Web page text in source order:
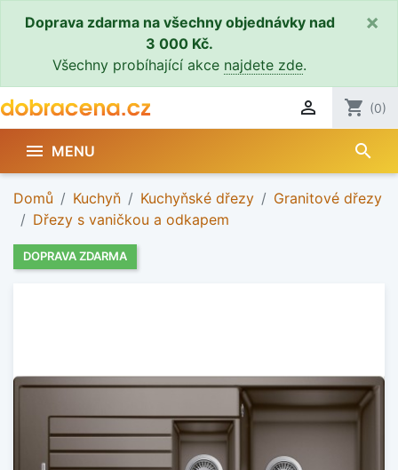
Doprava zdarma na všechny objednávky nad
3 000 Kč.
Všechny probíhající akce najdete zde.
×
 shopping_cart (0)
 MENU search
Domů Kuchyň Kuchyňské dřezy
Granitové dřezy
Dřezy s vaničkou a odkapem
DOPRAVA ZDARMA